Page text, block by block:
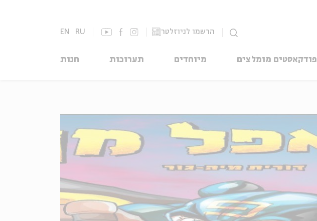
הרשמו לניוזלטר EN RU
פודקאסטים מומלצים מיוחדים תערוכות חנות